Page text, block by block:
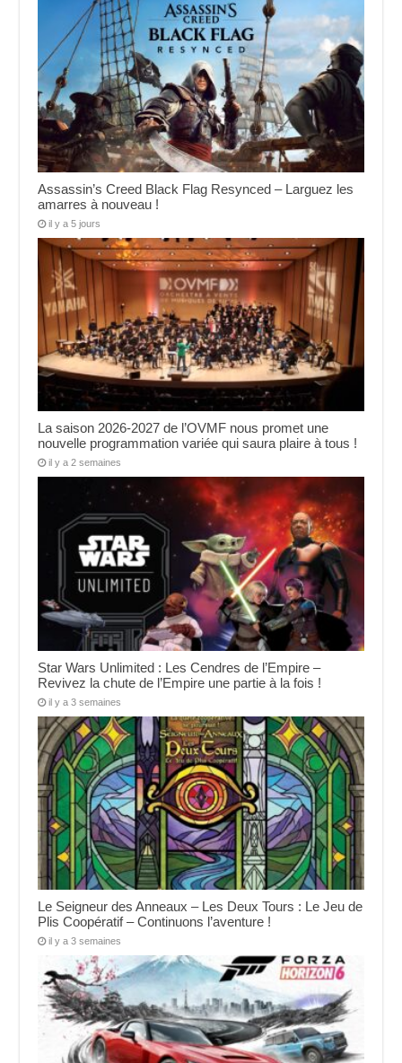
Assassin’s Creed Black Flag Resynced – Larguez les
amarres à nouveau !
il y a 5 jours
La saison 2026-2027 de l’OVMF nous promet une
nouvelle programmation variée qui saura plaire à tous !
il y a 2 semaines
Star Wars Unlimited : Les Cendres de l’Empire –
Revivez la chute de l’Empire une partie à la fois !
il y a 3 semaines
Le Seigneur des Anneaux – Les Deux Tours : Le Jeu de
Plis Coopératif – Continuons l’aventure !
il y a 3 semaines